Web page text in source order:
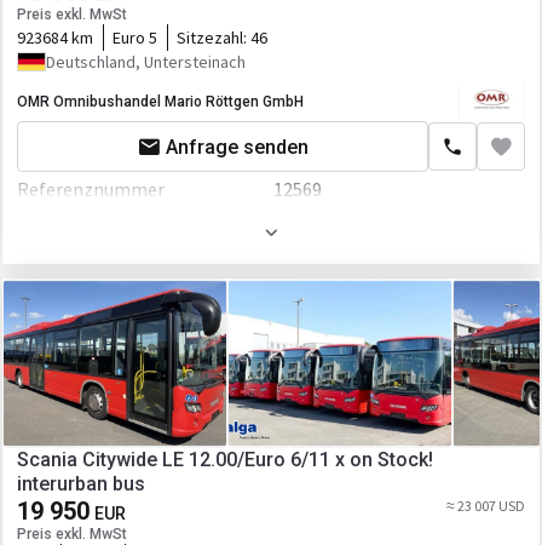
Kraftstoffart
Hubraum
Leistung
394 P.S.
Automatikgetriebe
Fahrgestell/Federung
ESP - Fahrdynamikregelung
Kabine
Nebelscheinwerfer
El.Spiegel
Zentralverriegelung
Klimaanlage
Preis exkl. MwSt
923684 km Euro 5 Sitzezahl: 46
Deutschland, Untersteinach
OMR Omnibushandel Mario Röttgen GmbH
Anfrage senden
Referenznummer
12569
18.09.2007
Gesamtgewicht
12100 kg
Länge
12200 mm
Breite
3380 mm
Höhe
2550 mm
Farbe
Weiß
Motor/Antrieb
Kraftstoffart
Scania Citywide LE 12.00/Euro 6/11 x on Stock!
interurban bus
19 950 EUR
Preis exkl. MwSt
≈ 23 007 USD